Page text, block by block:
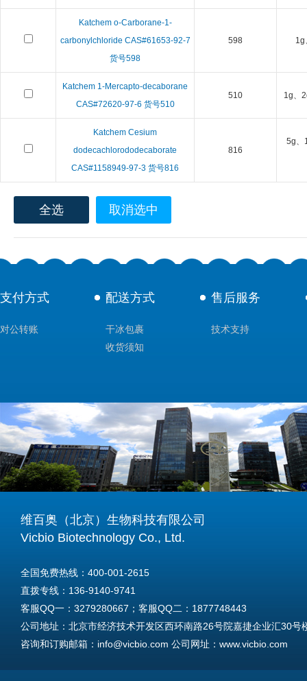
Katchem o-Carborane-1-
carbonylchloride CAS#61653-92-7
货号598
598 1g
Katchem 1-Mercapto-decaborane
CAS#72620-97-6 货号510
510 1g、
Katchem Cesium
dodecachlorododecaborate
CAS#1158949-97-3 货号816
816
5g、
全选 取消选中
支付方式
对公转账
配送方式
干冰包裹
收货须知
售后服务
技术支持
维百奥（北京）生物科技有限公司
Vicbio Biotechnology Co., Ltd.
全国免费热线：400-001-2615
直拨专线：136-9140-9741
客服QQ一：3279280667；客服QQ二：1877748443
公司地址：北京市经济技术开发区西环南路26号院嘉捷企业汇30号
咨询和订购邮箱：info@vicbio.com 公司网址：www.vicbio.com